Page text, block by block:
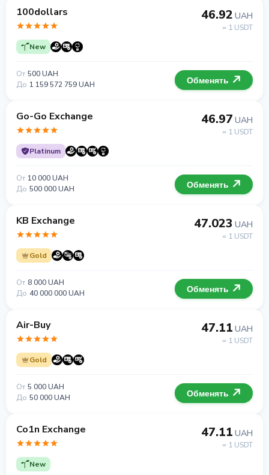
100dollars
New
46.92 UAH
= 1 USDT
От 500 UAH
До 1 159 572 759 UAH Обменять
Go-Go Exchange
Platinum
46.97 UAH
= 1 USDT
От 10 000 UAH
До 500 000 UAH Обменять
KB Exchange
Gold
47.023 UAH
= 1 USDT
От 8 000 UAH
До 40 000 000 UAH Обменять
Air-Buy
Gold
47.11 UAH
= 1 USDT
От 5 000 UAH
До 50 000 UAH Обменять
Co1n Exchange
New
47.11 UAH
= 1 USDT